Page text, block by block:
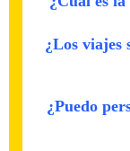
¿Los viajes
¿Puedo